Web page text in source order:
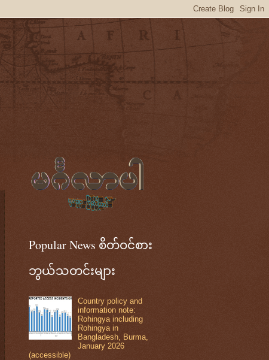
Popular News စိတ်ဝင်စား
ဘွယ်သတင်းများ
Country policy and
information note:
Rohingya including
Rohingya in
Bangladesh, Burma,
January 2026
(accessible)